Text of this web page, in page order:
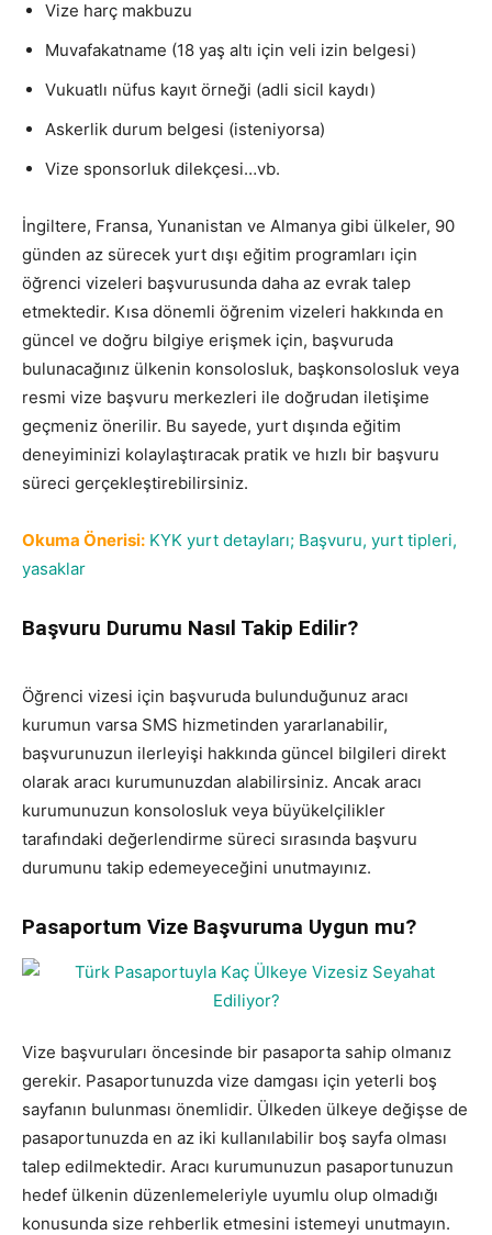
Vize harç makbuzu
Muvafakatname (18 yaş altı için veli izin belgesi)
Vukuatlı nüfus kayıt örneği (adli sicil kaydı)
Askerlik durum belgesi (isteniyorsa)
Vize sponsorluk dilekçesi…vb.
İngiltere, Fransa, Yunanistan ve Almanya gibi ülkeler, 90
günden az sürecek yurt dışı eğitim programları için
öğrenci vizeleri başvurusunda daha az evrak talep
etmektedir. Kısa dönemli öğrenim vizeleri hakkında en
güncel ve doğru bilgiye erişmek için, başvuruda
bulunacağınız ülkenin konsolosluk, başkonsolosluk veya
resmi vize başvuru merkezleri ile doğrudan iletişime
geçmeniz önerilir. Bu sayede, yurt dışında eğitim
deneyiminizi kolaylaştıracak pratik ve hızlı bir başvuru
süreci gerçekleştirebilirsiniz.
Okuma Önerisi: KYK yurt detayları; Başvuru, yurt tipleri,
yasaklar
Başvuru Durumu Nasıl Takip Edilir?
Öğrenci vizesi için başvuruda bulunduğunuz aracı
kurumun varsa SMS hizmetinden yararlanabilir,
başvurunuzun ilerleyişi hakkında güncel bilgileri direkt
olarak aracı kurumunuzdan alabilirsiniz. Ancak aracı
kurumunuzun konsolosluk veya büyükelçilikler
tarafındaki değerlendirme süreci sırasında başvuru
durumunu takip edemeyeceğini unutmayınız.
Pasaportum Vize Başvuruma Uygun mu?
Vize başvuruları öncesinde bir pasaporta sahip olmanız
gerekir. Pasaportunuzda vize damgası için yeterli boş
sayfanın bulunması önemlidir. Ülkeden ülkeye değişse de
pasaportunuzda en az iki kullanılabilir boş sayfa olması
talep edilmektedir. Aracı kurumunuzun pasaportunuzun
hedef ülkenin düzenlemeleriyle uyumlu olup olmadığı
konusunda size rehberlik etmesini istemeyi unutmayın.